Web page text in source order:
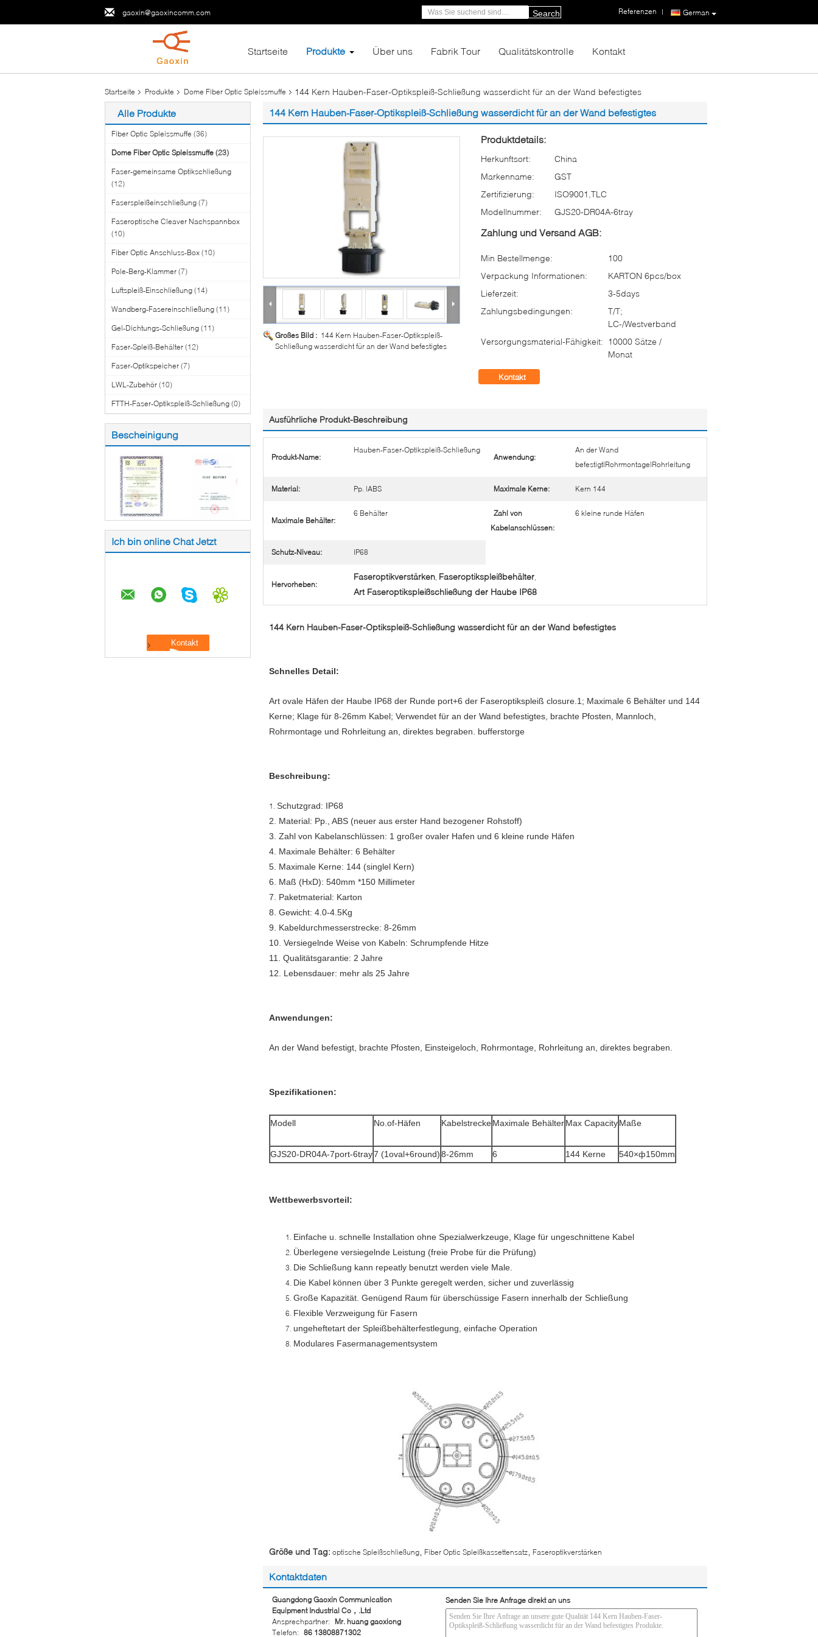
gaoxin@gaoxincomm.com German
Referenzen |
Search
Startseite Produkte Über uns Fabrik Tour Qualitätskontrolle Kontakt
Startseite Produkte Dome Fiber Optic Spleissmuffe 144 Kern Hauben-Faser-Optikspleiß-Schließung wasserdicht für an der Wand befestigtes
Alle Produkte
Fiber Optic Spleissmuffe (36)
Dome Fiber Optic Spleissmuffe (23)
Faser-gemeinsame Optikschließung
(12)
Faserspleißeinschließung (7)
Faseroptische Cleaver Nachspannbox
(10)
Fiber Optic Anschluss-Box (10)
Pole-Berg-Klammer (7)
Luftspleiß-Einschließung (14)
Wandberg-Fasereinschließung (11)
Gel-Dichtungs-Schließung (11)
Faser-Spleiß-Behälter (12)
Faser-Optikspeicher (7)
LWL-Zubehör (10)
FTTH-Faser-Optikspleiß-Schließung (0)
Bescheinigung
Ich bin online Chat Jetzt
144 Kern Hauben-Faser-Optikspleiß-Schließung wasserdicht für an der Wand befestigtes
Großes Bild : 144 Kern Hauben-Faser-Optikspleiß-
Schließung wasserdicht für an der Wand befestigtes
Produktdetails:
Herkunftsort:
China
Markenname:
GST
Zertifizierung:
ISO9001,TLC
Modellnummer:
GJS20-DR04A-6tray
Zahlung und Versand AGB:
Min Bestellmenge:
100
Verpackung Informationen:
KARTON 6pcs/box
Lieferzeit:
3-5days
Zahlungsbedingungen:
T/T;
LC-/Westverband
Versorgungsmaterial-Fähigkeit: 10000 Sätze /
Monat
Kontakt
Ausführliche Produkt-Beschreibung
Produkt-Name:
Hauben-Faser-Optikspleiß-Schließung
Anwendung:
An der Wand
befestigt|Rohrmontage|Rohrleitung
Material: Pp. |ABS Maximale Kerne: Kern 144
Maximale Behälter:
6 Behälter
Zahl von
Kabelanschlüssen:
6 kleine runde Häfen
Schutz-Niveau: IP68
Hervorheben:
Faseroptikverstärken, Faseroptikspleißbehälter,
Art Faseroptikspleißschließung der Haube IP68
144 Kern Hauben-Faser-Optikspleiß-Schließung wasserdicht für an der Wand befestigtes
Schnelles Detail:
Art ovale Häfen der Haube IP68 der Runde port+6 der Faseroptikspleiß closure.1; Maximale 6 Behälter und 144
Kerne; Klage für 8-26mm Kabel; Verwendet für an der Wand befestigtes, brachte Pfosten, Mannloch,
Rohrmontage und Rohrleitung an, direktes begraben. bufferstorge
Beschreibung:
1. Schutzgrad: IP68
2. Material: Pp., ABS (neuer aus erster Hand bezogener Rohstoff)
3. Zahl von Kabelanschlüssen: 1 großer ovaler Hafen und 6 kleine runde Häfen
4. Maximale Behälter: 6 Behälter
5. Maximale Kerne: 144 (singlel Kern)
6. Maß (HxD): 540mm *150 Millimeter
7. Paketmaterial: Karton
8. Gewicht: 4.0-4.5Kg
9. Kabeldurchmesserstrecke: 8-26mm
10. Versiegelnde Weise von Kabeln: Schrumpfende Hitze
11. Qualitätsgarantie: 2 Jahre
12. Lebensdauer: mehr als 25 Jahre
Anwendungen:
An der Wand befestigt, brachte Pfosten, Einsteigeloch, Rohrmontage, Rohrleitung an, direktes begraben.
Spezifikationen:
Modell No.of-Häfen KabelstreckeMaximale BehälterMax CapacityMaße
GJS20-DR04A-7port-6tray7 (1oval+6round)8-26mm 6 144 Kerne 540×ф150mm
Wettbewerbsvorteil:
Einfache u. schnelle Installation ohne Spezialwerkzeuge, Klage für ungeschnittene Kabel
Überlegene versiegelnde Leistung (freie Probe für die Prüfung)
Die Schließung kann repeatly benutzt werden viele Male.
Die Kabel können über 3 Punkte geregelt werden, sicher und zuverlässig
Große Kapazität. Genügend Raum für überschüssige Fasern innerhalb der Schließung
Flexible Verzweigung für Fasern
ungeheftetart der Spleißbehälterfestlegung, einfache Operation
Modulares Fasermanagementsystem
Größe und Tag: optische Spleißschließung Fiber Optic Spleißkassettensatz Faseroptikverstärken
Kontaktdaten
Guangdong Gaoxin Communication
Equipment Industrial Co，.Ltd
Ansprechpartner:
Mr. huang gaoxiong
Telefon: 86 13808871302
Senden Sie Ihre Anfrage direkt an uns